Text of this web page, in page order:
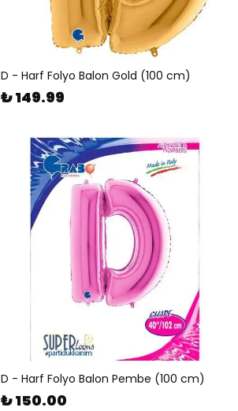
D - Harf Folyo Balon Gold (100 cm)
₺ 149.99
D - Harf Folyo Balon Pembe (100 cm)
₺ 150.00